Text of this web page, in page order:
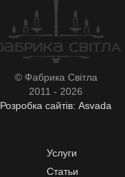
© Фабрика Світла
2011 - 2026
Розробка сайтів: Asvada
Услуги
Статьи